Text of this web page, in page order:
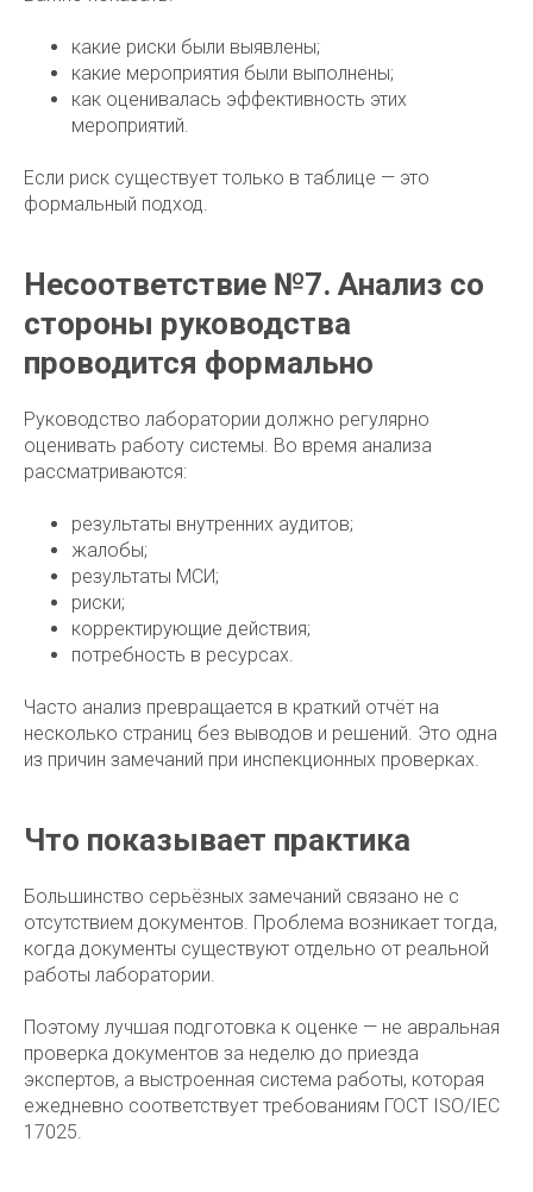
какие риски были выявлены;
какие мероприятия были выполнены;
как оценивалась эффективность этих
мероприятий.
Если риск существует только в таблице — это
формальный подход.
Несоответствие №7. Анализ со
стороны руководства
проводится формально
Руководство лаборатории должно регулярно
оценивать работу системы. Во время анализа
рассматриваются:
результаты внутренних аудитов;
жалобы;
результаты МСИ;
риски;
корректирующие действия;
потребность в ресурсах.
Часто анализ превращается в краткий отчёт на
несколько страниц без выводов и решений. Это одна
из причин замечаний при инспекционных проверках.
Что показывает практика
Большинство серьёзных замечаний связано не с
отсутствием документов. Проблема возникает тогда,
когда документы существуют отдельно от реальной
работы лаборатории.
Поэтому лучшая подготовка к оценке — не авральная
проверка документов за неделю до приезда
экспертов, а выстроенная система работы, которая
ежедневно соответствует требованиям ГОСТ ISO/IEC
17025.